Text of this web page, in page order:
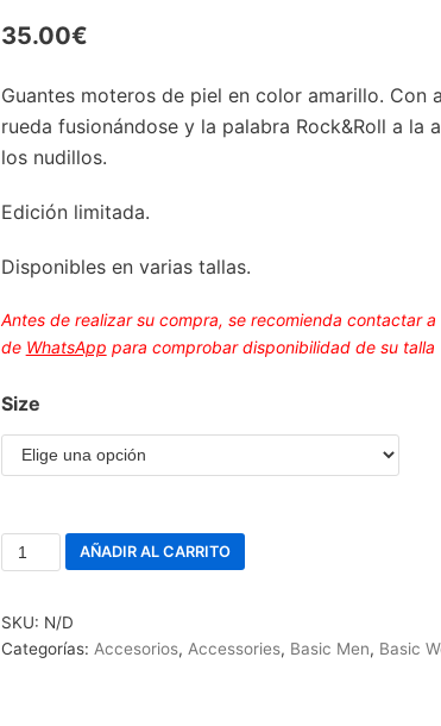
35.00€
Guantes moteros de piel en color amarillo. Con
rueda fusionándose y la palabra Rock&Roll a la
los nudillos.
Edición limitada.
Disponibles en varias tallas.
Antes de realizar su compra, se recomienda contactar a
de WhatsApp para comprobar disponibilidad de su talla
Size
AÑADIR AL CARRITO
SKU: N/D
Categorías: Accesorios, Accessories, Basic Men, Basic